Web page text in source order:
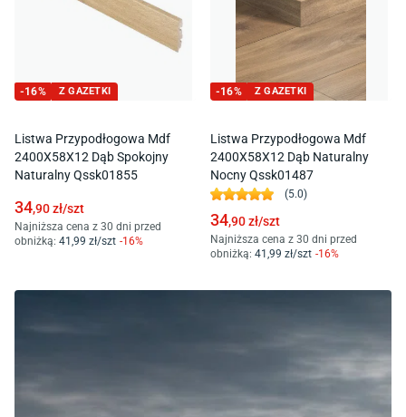
-16% Z GAZETKI
Listwa Przypodłogowa Mdf
2400X58X12 Dąb Spokojny
Naturalny Qssk01855
34,90zł/szt
Najniższa cena z 30 dni przed
obniżką: 41 ,99 zł/szt -16%
-16% Z GAZETKI
Listwa Przypodłogowa Mdf
2400X58X12 Dąb Naturalny
Nocny Qssk01487
(5.0)
34,90zł/szt
Najniższa cena z 30 dni przed
obniżką: 41 ,99 zł/szt -16%